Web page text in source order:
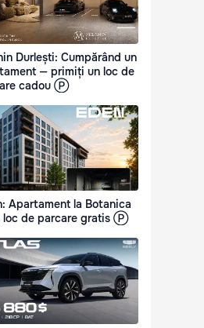
Durlești: Cumpărând un
— primiți un loc de
cadou Ⓟ
Apartament la Botanica
loc de parcare gratis Ⓟ